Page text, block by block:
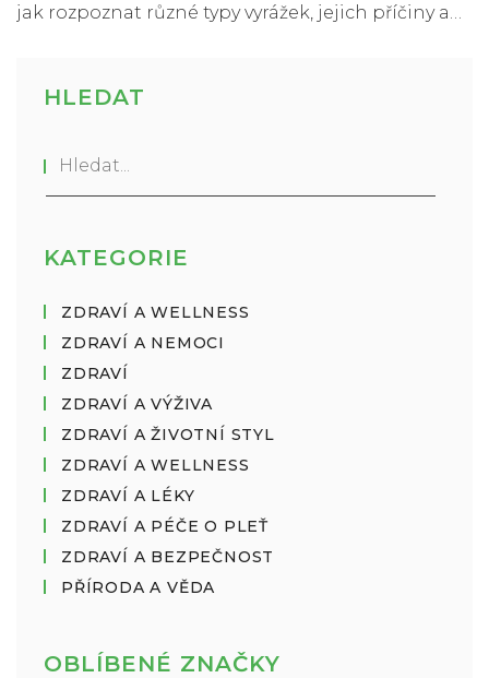
jak rozpoznat různé typy vyrážek, jejich příčiny a
postiženou vyrážkou.
HLEDAT
KATEGORIE
ZDRAVÍ A WELLNESS
ZDRAVÍ A NEMOCI
ZDRAVÍ
ZDRAVÍ A VÝŽIVA
ZDRAVÍ A ŽIVOTNÍ STYL
ZDRAVÍ A WELLNESS
ZDRAVÍ A LÉKY
ZDRAVÍ A PÉČE O PLEŤ
ZDRAVÍ A BEZPEČNOST
PŘÍRODA A VĚDA
OBLÍBENÉ ZNAČKY